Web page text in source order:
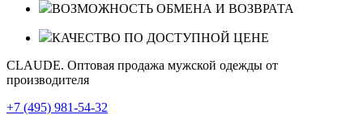
ВОЗМОЖНОСТЬ ОБМЕНА И ВОЗВРАТА
КАЧЕСТВО ПО ДОСТУПНОЙ ЦЕНЕ
CLAUDE. Оптовая продажа мужской одежды от
производителя
+7 (495) 981-54-32